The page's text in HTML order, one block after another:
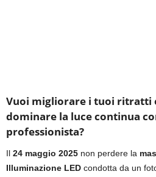
Vuoi migliorare i tuoi ritratti
dominare la luce continua
professionista?
Il 24 maggio 2025 non perdere la
Illuminazione LED condotta da un